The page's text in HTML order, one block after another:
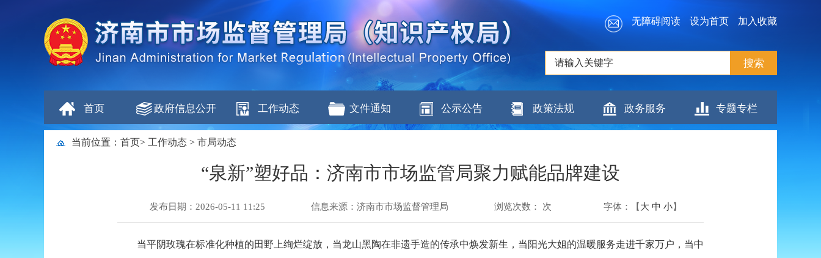
无障碍阅读 设为首页 加入收藏
首页 政府信息公开 工作动态 文件通知 公示公告 政策法规 政务服务 专题专栏
当前位置： 首页> 工作动态 > 市局动态
“泉新”塑好品：济南市市场监管局聚力赋能品牌建设
发布日期：2026-05-11 11:25 信息来源：济南市市场监督管理局 浏览次数： 次 字体：【 大 中 小】
当平阴玫瑰在标准化种植的田野上绚烂绽放，当龙山黑陶在非遗手造的传承中焕发新生，当阳光大姐的温暖服务走进千家万户，当中